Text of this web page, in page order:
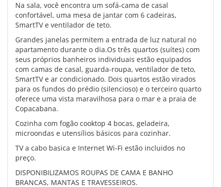
Na sala, você encontra um sofá-cama de casal
confortável, uma mesa de jantar com 6 cadeiras,
SmartTV e ventilador de teto.
Grandes janelas permitem a entrada de luz natural no
apartamento durante o dia.Os três quartos (suítes) com
seus próprios banheiros individuais estão equipados
com camas de casal, guarda-roupa, ventilador de teto,
SmartTV e ar condicionado. Dois quartos estão virados
para os fundos do prédio (silencioso) e o terceiro quarto
oferece uma vista maravilhosa para o mar e a praia de
Copacabana.
Cozinha com fogão cooktop 4 bocas, geladeira,
microondas e utensílios básicos para cozinhar.
TV a cabo basica e Internet Wi-Fi estão incluidos no
preço.
DISPONIBILIZAMOS ROUPAS DE CAMA E BANHO
BRANCAS, MANTAS E TRAVESSEIROS.